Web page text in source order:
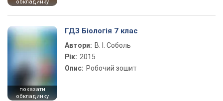
обкладинку
показати
обкладинку
ГДЗ Біологія 7 клас
Автори: В. І. Соболь
Рік: 2015
Опис: Робочий зошит